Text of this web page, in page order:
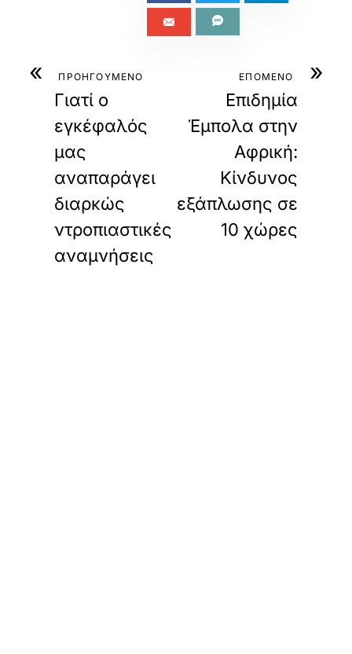
« ΠΡΟΗΓΟΥΜΕΝΟ
Γιατί ο
εγκέφαλός
μας
αναπαράγει
διαρκώς
ντροπιαστικές
αναμνήσεις
»
ΕΠΟΜΕΝΟ
Επιδημία
Έμπολα στην
Αφρική:
Κίνδυνος
εξάπλωσης σε
10 χώρες